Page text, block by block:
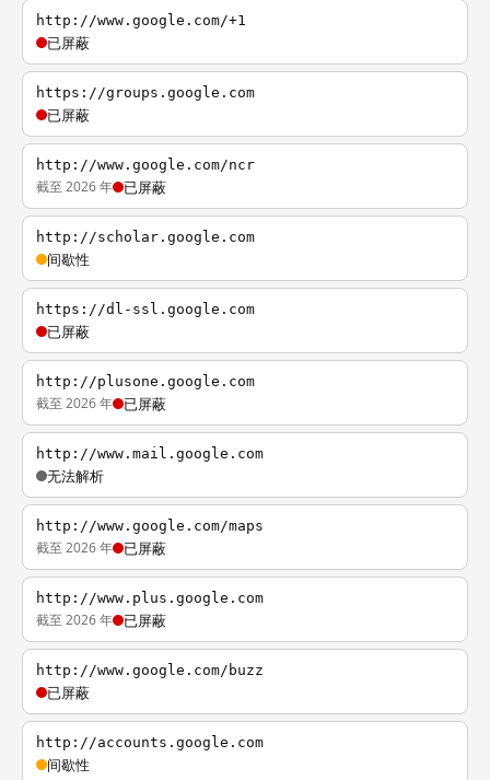
http://www.google.com/+1
已屏蔽
https://groups.google.com
已屏蔽
http://www.google.com/ncr
截至 2026 年 已屏蔽
http://scholar.google.com
间歇性
https://dl-ssl.google.com
已屏蔽
http://plusone.google.com
截至 2026 年 已屏蔽
http://www.mail.google.com
无法解析
http://www.google.com/maps
截至 2026 年 已屏蔽
http://www.plus.google.com
截至 2026 年 已屏蔽
http://www.google.com/buzz
已屏蔽
http://accounts.google.com
间歇性